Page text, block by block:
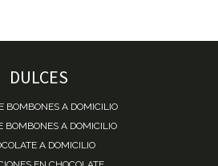
DULCES
BOMBONES A DOMICILIO
BOMBONES A DOMICILIO
A DOMICILIO